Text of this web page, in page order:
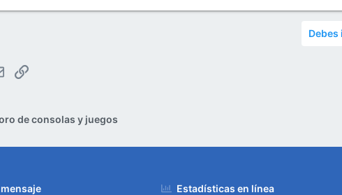
EmailEnlace
de consolas y juegos
Estadísticas en línea